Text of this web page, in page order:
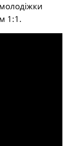
молодіжки
1:1.